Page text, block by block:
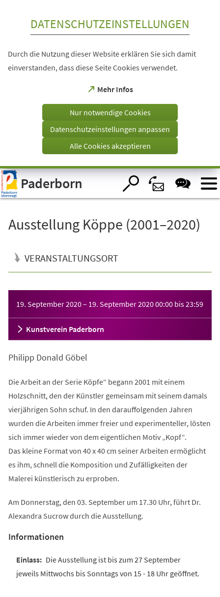
Visuelle
Assistenzsoftware
öffnen.
DATENSCHUTZEINSTELLUNGEN
Durch die Nutzung dieser Website erklären Sie sich damit
einverstanden, dass diese Seite Cookies verwendet.
Mehr Infos
(Öffnet
einem
Tab)
Nur notwendige Cookies
Datenschutzeinstellungen anpassen
Alle Cookies akzeptieren
Paderborn
Ausstellung Köppe (2001–2020)
VERANSTALTUNGSORT
19. September 2020– 19. September 202000:00 bis23:59
Kunstverein Paderborn
Philipp Donald Göbel
Die Arbeit an der Serie Köpfe“ begann 2001 mit einem
Holzschnitt, den der Künstler gemeinsam mit seinem damals
vierjährigen Sohn schuf. In den darauffolgenden Jahren
wurden die Arbeiten immer freier und experimenteller, lösten
sich immer wieder von dem eigentlichen Motiv „Kopf“.
Das kleine Format von 40 x 40 cm seiner Arbeiten ermöglicht
es ihm, schnell die Komposition und Zufälligkeiten der
Malerei künstlerisch zu erproben.
Am Donnerstag, den 03. September um 17.30 Uhr, führt Dr.
Alexandra Sucrow durch die Ausstellung.
Informationen
Die Ausstellung ist bis zum 27 September
jeweils Mittwochs bis Sonntags von 15 - 18 Uhr geöffnet.